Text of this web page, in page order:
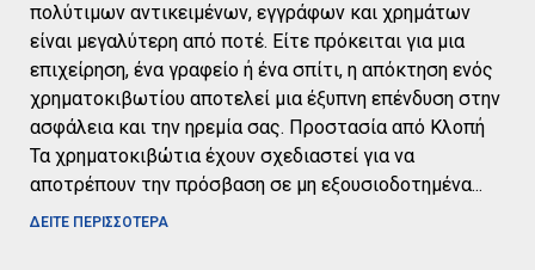
πολύτιμων αντικειμένων, εγγράφων και χρημάτων
είναι μεγαλύτερη από ποτέ. Είτε πρόκειται για μια
επιχείρηση, ένα γραφείο ή ένα σπίτι, η απόκτηση ενός
χρηματοκιβωτίου αποτελεί μια έξυπνη επένδυση στην
ασφάλεια και την ηρεμία σας. Προστασία από Κλοπή
Τα χρηματοκιβώτια έχουν σχεδιαστεί για να
αποτρέπουν την πρόσβαση σε μη εξουσιοδοτημένα
ΔΕΙΤΕ ΠΕΡΙΣΣΟΤΕΡΑ